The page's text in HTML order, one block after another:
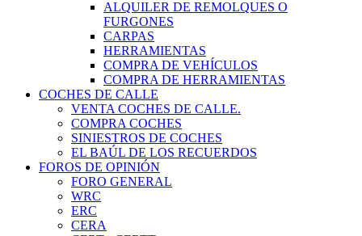
ALQUILER DE REMOLQUES O
FURGONES
CARPAS
HERRAMIENTAS
COMPRA DE VEHÍCULOS
COMPRA DE HERRAMIENTAS
COCHES DE CALLE
VENTA COCHES DE CALLE.
COMPRA COCHES
SINIESTROS DE COCHES
EL BAÚL DE LOS RECUERDOS
FOROS DE OPINIÓN
FORO GENERAL
WRC
ERC
CERA